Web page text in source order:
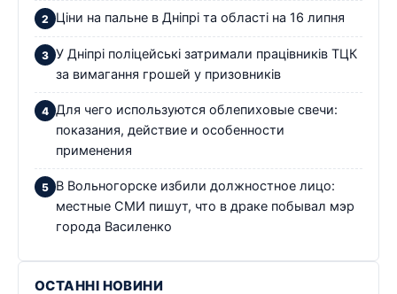
Ціни на пальне в Дніпрі та області на 16 липня
У Дніпрі поліцейські затримали працівників ТЦК
за вимагання грошей у призовників
Для чего используются облепиховые свечи:
показания, действие и особенности
применения
В Вольногорске избили должностное лицо:
местные СМИ пишут, что в драке побывал мэр
города Василенко
ОСТАННІ НОВИНИ